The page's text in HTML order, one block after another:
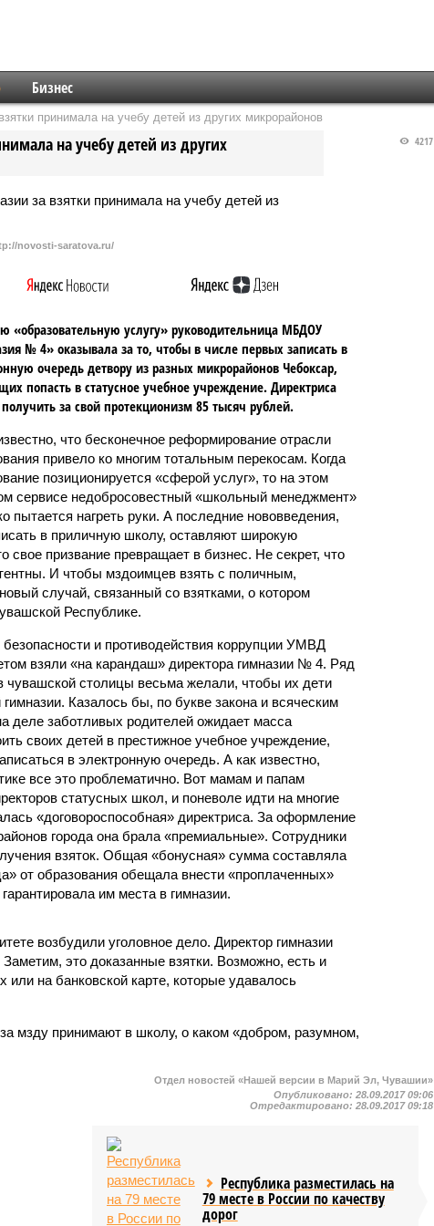
Бизнес
принимала на учебу детей из других микрорайонов
на учебу детей из других 4217
novosti-saratova.ru/
«образовательную услугу» руководительница МБДОУ
№ 4» оказывала за то, чтобы в числе первых записать в
очередь детвору из разных микрорайонов Чебоксар,
попасть в статусное учебное учреждение. Директриса
за свой протекционизм 85 тысяч рублей.
что бесконечное реформирование отрасли
привело ко многим тотальным перекосам. Когда
позиционируется «сферой услуг», то на этом
сервисе недобросовестный «школьный менеджмент»
пытается нагреть руки. А последние нововведения,
в приличную школу, оставляют широкую
свое призвание превращает в бизнес. Не секрет, что
И чтобы мздоимцев взять с поличным,
случай, связанный со взятками, о котором
Республике.
и противодействия коррупции УМВД
взяли «на карандаш» директора гимназии № 4. Ряд
чувашской столицы весьма желали, чтобы их дети
Казалось бы, по букве закона и всяческим
деле заботливых родителей ожидает масса
своих детей в престижное учебное учреждение,
в электронную очередь. А как известно,
все это проблематично. Вот мамам и папам
статусных школ, и поневоле идти на многие
«договороспособная» директриса. За оформление
города она брала «премиальные». Сотрудники
взяток. Общая «бонусная» сумма составляла
от образования обещала внести «проплаченных»
им места в гимназии.
возбудили уголовное дело. Директор гимназии
это доказанные взятки. Возможно, есть и
или на банковской карте, которые удавалось
мзду принимают в школу, о каком «добром, разумном,
Отдел новостей «Нашей версии в Марий Эл, Чувашии»
Опубликовано:28.09.2017 09:06
Отредактировано:28.09.2017 09:18
Республика разместилась на
79 месте в России по качеству
дорог